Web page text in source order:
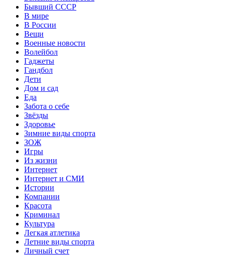
Бывший СССР
В мире
В России
Вещи
Военные новости
Волейбол
Гаджеты
Гандбол
Дети
Дом и сад
Еда
Забота о себе
Звёзды
Здоровье
Зимние виды спорта
ЗОЖ
Игры
Из жизни
Интернет
Интернет и СМИ
Истории
Компании
Красота
Криминал
Культура
Легкая атлетика
Летние виды спорта
Личный счет